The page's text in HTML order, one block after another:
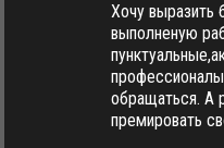
Хочу выразить
выполненую
обращаться. А
премировать